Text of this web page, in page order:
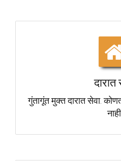
दारात
गुंतागूंत मुक्त दारात सेवा.
नाही